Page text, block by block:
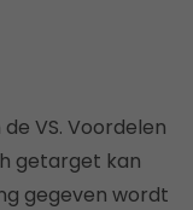
VS. Voordelen
getarget kan
gegeven wordt